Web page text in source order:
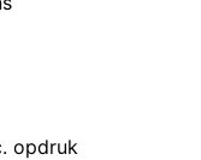
opdruk